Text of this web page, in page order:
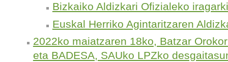
Bizkaiko Aldizkari Ofizialeko
Euskal Herriko Agintaritzaren
2022ko maiatzaren 18ko, Batzar
eta BADESA, SAUko LPZko